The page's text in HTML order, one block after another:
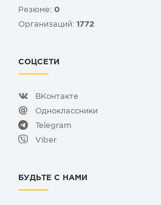
Резюме: 0
Организаций: 1772
СОЦСЕТИ
ВКонтакте
Одноклассники
Telegram
Viber
БУДЬТЕ С НАМИ